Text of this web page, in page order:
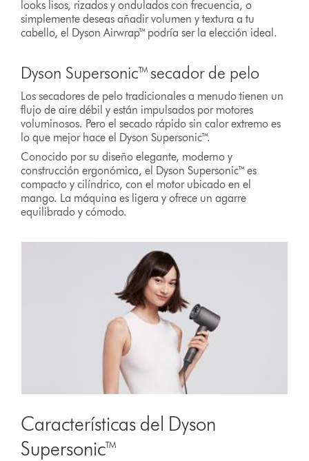
looks lisos, rizados y ondulados con frecuencia, o
simplemente deseas añadir volumen y textura a tu
cabello, el Dyson Airwrap™ podría ser la elección ideal.
Dyson Supersonic™ secador de pelo
Los secadores de pelo tradicionales a menudo tienen un
flujo de aire débil y están impulsados por motores
voluminosos. Pero el secado rápido sin calor extremo es
lo que mejor hace el Dyson Supersonic™.
Conocido por su diseño elegante, moderno y
construcción ergonómica, el Dyson Supersonic™ es
compacto y cilíndrico, con el motor ubicado en el
mango. La máquina es ligera y ofrece un agarre
equilibrado y cómodo.
Características del Dyson
Supersonic™